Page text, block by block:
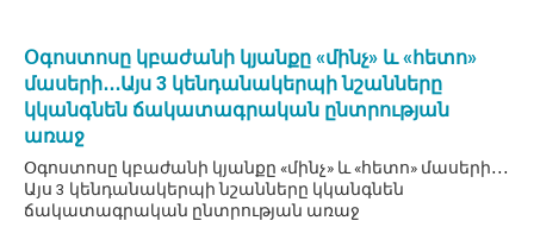
Օգոստոսը կբաժանի կյանքը «մինչ» և «հետո»
մասերի․․․Այս 3 կենդանակերպի նշանները
կկանգնեն ճակատագրական ընտրության
առաջ
Օգոստոսը կբաժանի կյանքը «մինչ» և «հետո» մասերի․․․
Այս 3 կենդանակերպի նշանները կկանգնեն
ճակատագրական ընտրության առաջ